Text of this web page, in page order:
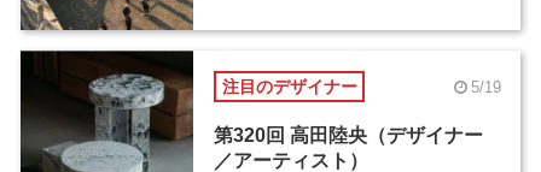
注目のデザイナー 5/19
第320回 高田陸央（デザイナー
／アーティスト）